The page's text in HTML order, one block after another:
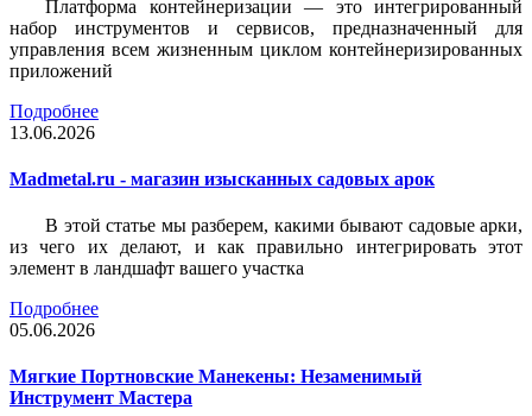
Платформа контейнеризации — это интегрированный
набор инструментов и сервисов, предназначенный для
управления всем жизненным циклом контейнеризированных
приложений
Подробнее
13.06.2026
Madmetal.ru - магазин изысканных садовых арок
В этой статье мы разберем, какими бывают садовые арки,
из чего их делают, и как правильно интегрировать этот
элемент в ландшафт вашего участка
Подробнее
05.06.2026
Мягкие Портновские Манекены: Незаменимый
Инструмент Мастера